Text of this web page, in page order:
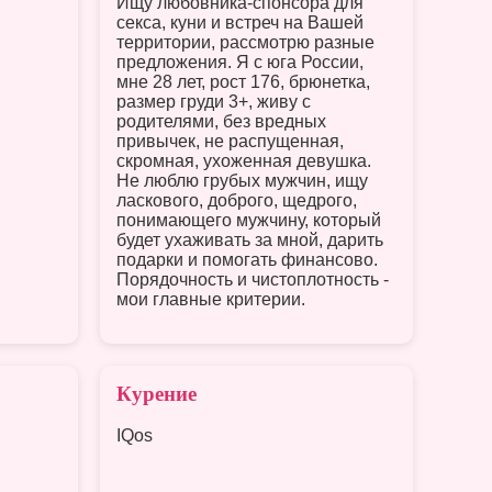
секса, куни и встреч на Вашей
территории, рассмотрю разные
предложения. Я с юга России,
мне 28 лет, рост 176, брюнетка,
размер груди 3+, живу с
родителями, без вредных
привычек, не распущенная,
скромная, ухоженная девушка.
Не люблю грубых мужчин, ищу
ласкового, доброго, щедрого,
понимающего мужчину, который
будет ухаживать за мной, дарить
подарки и помогать финансово.
Порядочность и чистоплотность -
мои главные критерии.
Курение
IQos